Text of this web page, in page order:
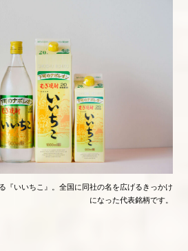
『いいちこ』。全国に同社の名を広げるきっかけ
になった代表銘柄です。